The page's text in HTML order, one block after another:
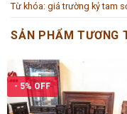
Từ khóa: giá trường kỷ tam
SẢN PHẨM TƯƠNG
- 5% OFF